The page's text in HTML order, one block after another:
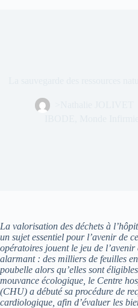
La valorisation des déchets à
un sujet essentiel pour l’avenir de
opératoires jouent le jeu de
alarmant : des milliers de feuilles
poubelle alors qu’elles sont
mouvance écologique, le Centre
(CHU) a débuté sa procédure de
cardiologique, afin d’évaluer les